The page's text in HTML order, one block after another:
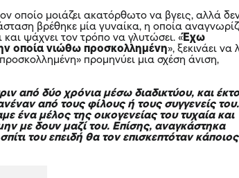
οποίο μοιάζει ακατόρθωτο να βγεις, αλλά
βρέθηκε μία γυναίκα, η οποία
ψάχνει τον τρόπο να γλυτώσει. «Έχω
οποία νιώθω προσκολλημένη», ξεκινάει να
προμηνύει μια σχέση άνιση,
από δύο χρόνια μέσω διαδικτύου, και
από τους φίλους ή τους συγγενείς του.
ένα μέλος της οικογενείας του τυχαία και
με δουν μαζί του. Επίσης, αναγκάστηκα
του επειδή θα τον επισκεπτόταν κάποιος